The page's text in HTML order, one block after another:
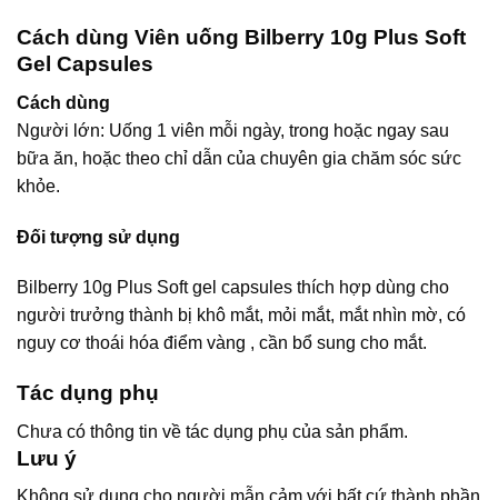
Cách dùng Viên uống Bilberry 10g Plus Soft
Gel Capsules
Cách dùng
Người lớn: Uống 1 viên mỗi ngày, trong hoặc ngay sau
bữa ăn, hoặc theo chỉ dẫn của chuyên gia chăm sóc sức
khỏe.
Đối tượng sử dụng
Bilberry 10g Plus Soft gel capsules thích hợp dùng cho
người trưởng thành bị khô mắt, mỏi mắt, mắt nhìn mờ, có
nguy cơ thoái hóa điểm vàng , cần bổ sung cho mắt.
Tác dụng phụ
Chưa có thông tin về tác dụng phụ của sản phẩm.
Lưu ý